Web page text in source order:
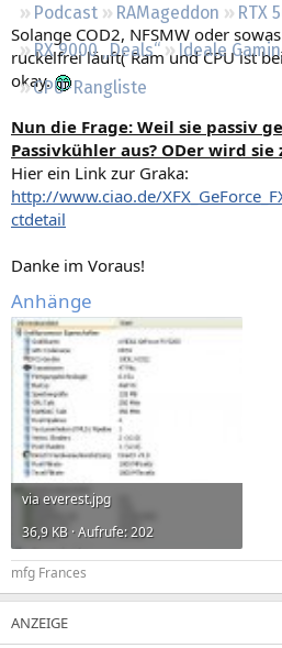
Podcast RAMageddon
RTX
RX 9000 „Deals“
Ideale
CPU-Rangliste
Solange COD2, NFSMW oder
ruckelfrei läuft( Ram und CPU ist
okay.
Nun die Frage: Weil sie passiv
Passivkühler aus? ODer wird sie
Hier ein Link zur Graka:
http://www.ciao.de/
ctdetail
Danke im Voraus!
Anhänge
via everest.jpg
36,9 KB · Aufrufe: 202
mfg Frances